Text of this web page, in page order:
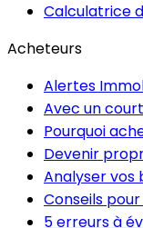
Calculatrice
Acheteurs
Alertes
Avec un
Pourquoi
Devenir
Analyser vos
Conseils
5 erreurs à